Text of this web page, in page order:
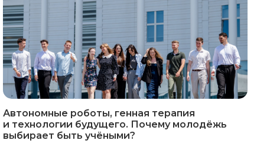
Автономные роботы, генная терапия
и технологии будущего. Почему молодёжь
выбирает быть учёными?